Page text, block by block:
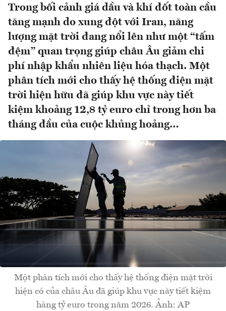
Trong bối cảnh giá dầu và khí đốt toàn cầu
tăng mạnh do xung đột với Iran, năng
lượng mặt trời đang nổi lên như một “tấm
đệm” quan trọng giúp châu Âu giảm chi
phí nhập khẩu nhiên liệu hóa thạch. Một
phân tích mới cho thấy hệ thống điện mặt
trời hiện hữu đã giúp khu vực này tiết
kiệm khoảng 12,8 tỷ euro chỉ trong hơn ba
tháng đầu của cuộc khủng hoảng…
Một phân tích mới cho thấy hệ thống điện mặt trời
hiện có của châu Âu đã giúp khu vực này tiết kiệm
hàng tỷ euro trong năm 2026. Ảnh: AP